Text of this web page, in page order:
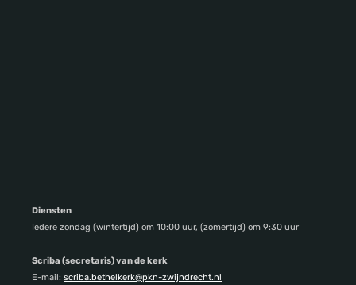
Diensten
Iedere zondag (wintertijd) om 10:00 uur, (zomertijd) om 9:30 uur
Scriba (secretaris) van de kerk
E-mail: scriba.bethelkerk@pkn-zwijndrecht.nl